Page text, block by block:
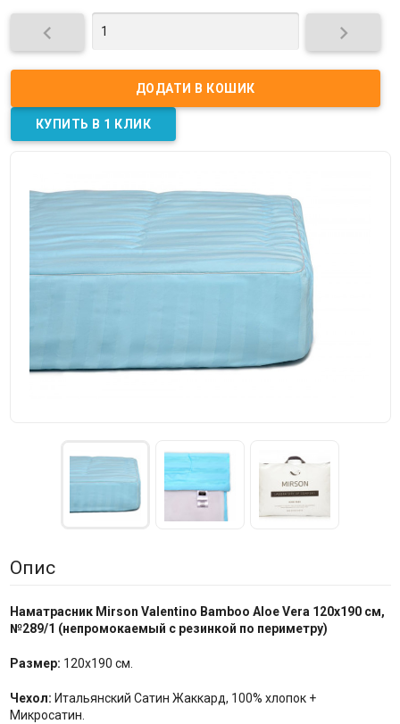
 
Опис
Наматрасник Mirson Valentino Bamboo Aloe Vera 120x190 см,
№289/1 (непромокаемый с резинкой по периметру)
Размер: 120x190 см.
Чехол: Итальянский Сатин Жаккард, 100% хлопок +
Микросатин.